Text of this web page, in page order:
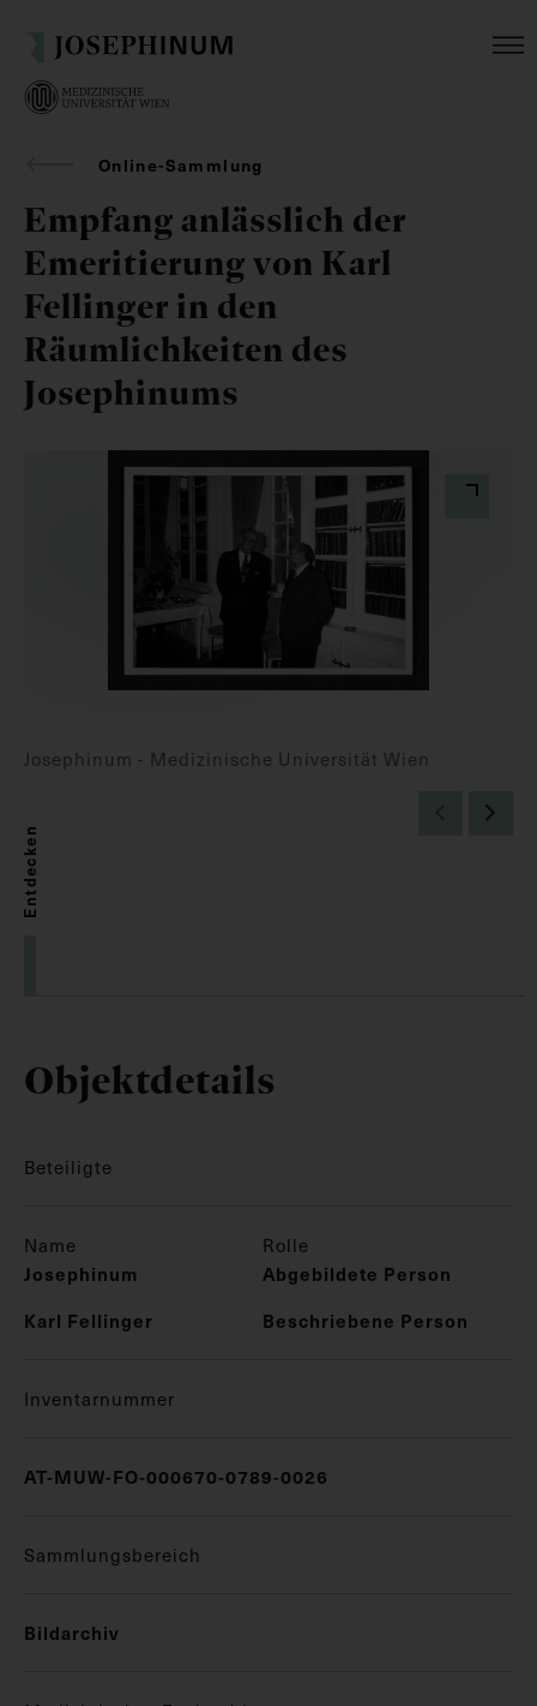
Online-Sammlung
Empfang anlässlich der
Emeritierung von Karl
Fellinger in den
Räumlichkeiten des
Josephinums
Josephinum - Medizinische Universität Wien
Entdecken
Objektdetails
Beteiligte
Name Rolle
Josephinum
Abgebildete Person
Karl Fellinger
Beschriebene Person
Inventarnummer
AT-MUW-FO-000670-0789-0026
Sammlungsbereich
Bildarchiv